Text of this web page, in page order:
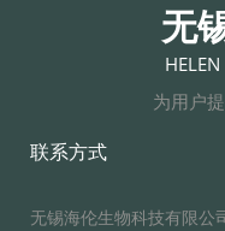
无
为用户
联系方式
无锡海伦生物科技有限公